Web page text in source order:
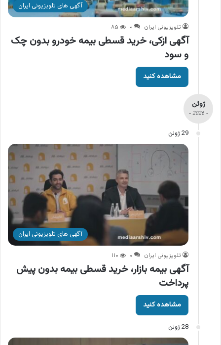
آگهی های تلویزیونی ایران
تلویزیونی ایران ۰ ۸۵
آگهی ازکی، خرید قسطی بیمه خودرو بدون چک
و سود
مشاهده کنید
ژوئن
- 2026 -
29 ژوئن
آگهی های تلویزیونی ایران
تلویزیونی ایران ۰ ۱۱۰
آگهی بیمه بازار، خرید قسطی بیمه بدون پیش
پرداخت
مشاهده کنید
28 ژوئن